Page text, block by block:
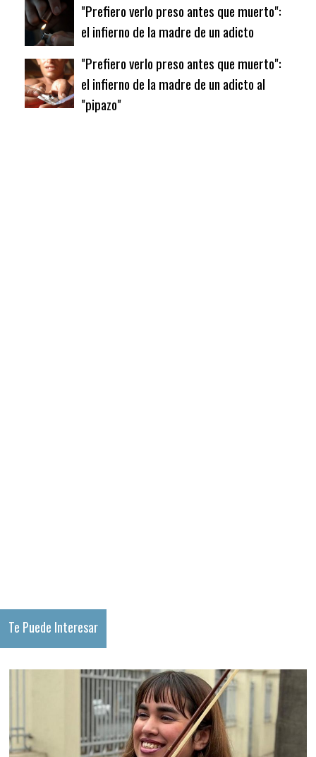
"Prefiero verlo preso antes que muerto":
el infierno de la madre de un adicto
"Prefiero verlo preso antes que muerto":
el infierno de la madre de un adicto al
"pipazo"
Te Puede Interesar